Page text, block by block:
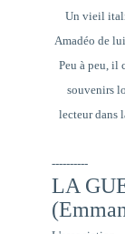
Un vieil
Amadéo de
Peu à peu, il
souvenirs
lecteur dans
----------
LA